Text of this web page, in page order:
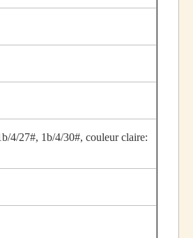
4/27#, 1b/4/30#, couleur claire: